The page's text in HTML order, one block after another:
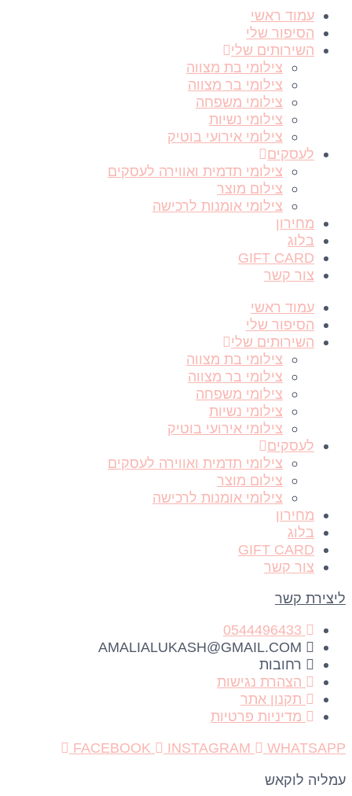
עמוד ראשי
הסיפור שלי
השירותים שלי
צילומי בת מצווה
צילומי בר מצווה
צילומי משפחה
צילומי נשיות
צילומי אירועי בוטיק
לעסקים
צילומי תדמית ואווירה לעסקים
צילום מוצר
צילומי אומנות לרכישה
מחירון
בלוג
GIFT CARD
צור קשר
עמוד ראשי
הסיפור שלי
השירותים שלי
צילומי בת מצווה
צילומי בר מצווה
צילומי משפחה
צילומי נשיות
צילומי אירועי בוטיק
לעסקים
צילומי תדמית ואווירה לעסקים
צילום מוצר
צילומי אומנות לרכישה
מחירון
בלוג
GIFT CARD
צור קשר
ליצירת קשר
0544496433
AMALIALUKASH@GMAIL.COM
רחובות
הצהרת נגישות
תקנון אתר
מדיניות פרטיות
FACEBOOK
INSTAGRAM
WHATSAPP
עמליה לוקאש